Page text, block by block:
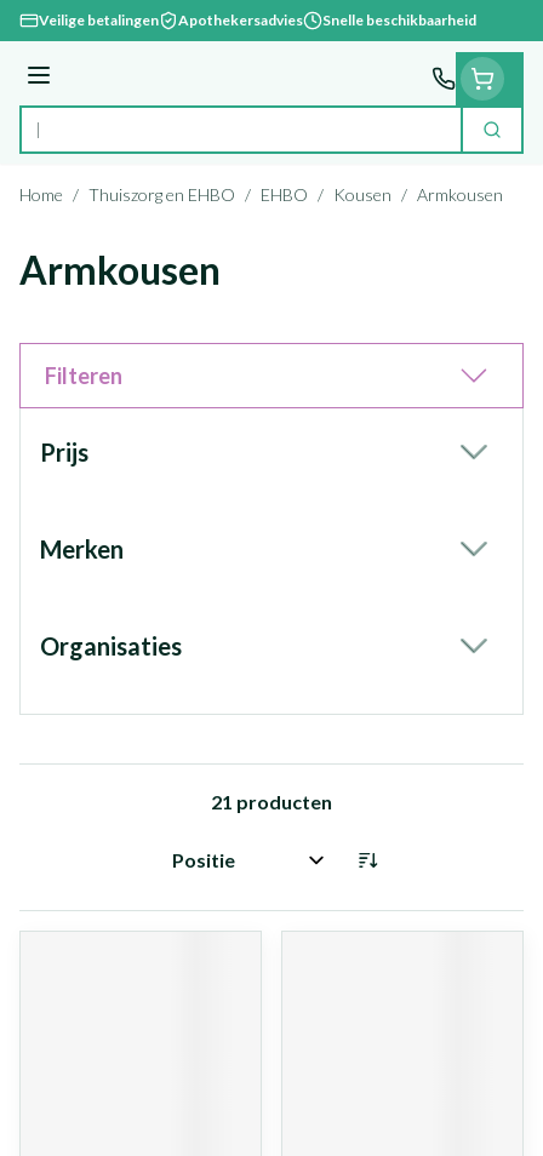
Ga naar de inhoud
Veilige betalingen Apothekersadvies Snelle beschikbaarheid
Menu
Product, merk, categorie... Zoek
Home / Thuiszorg en EHBO / EHBO / Kousen / Armkousen
Armkousen
Filteren
Prijs
Merken
Organisaties
21 producten
Sorteer op: